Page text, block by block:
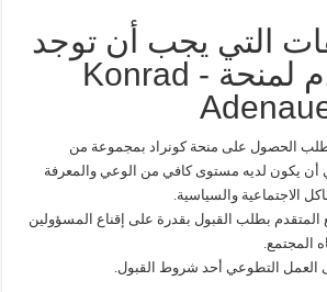
التي يجب أن توجد
لدى المتقدم لمنحة Konrad -
الحصول على منحة كونراد بمجموعة من
يكون لديه مستوى كافي من الوعي والمعرفة
الاجتماعية والسياسية.
المتقدم بطلب القبول بقدرة على إقناع المسؤولين
المجتمع.
العمل التطوعي أحد شروط القبول.